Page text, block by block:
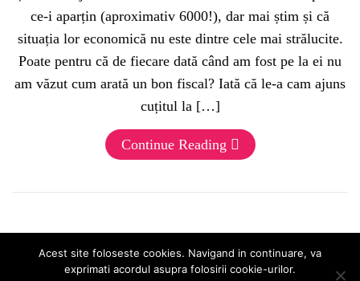
ce-i aparțin (aproximativ 6000!), dar mai știm și că
situația lor economică nu este dintre cele mai strălucite.
Poate pentru că de fiecare dată când am fost pe la ei nu
am văzut cum arată un bon fiscal? Iată că le-a cam ajuns
cuțitul la […]
Continue Reading
Acest site foloseste cookies. Navigand in continuare, va
exprimati acordul asupra folosirii cookie-urilor.